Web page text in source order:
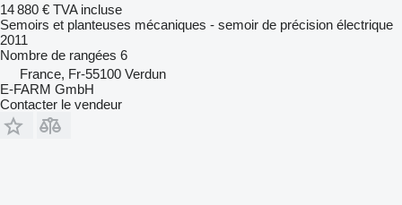
14 880 € TVA incluse
Semoirs et planteuses mécaniques - semoir de précision électrique
2011
Nombre de rangées 6
France, Fr-55100 Verdun
E-FARM GmbH
Contacter le vendeur